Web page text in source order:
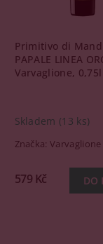
Primitivo di
PAPALE LINEA
Varvaglione, 0,75l
Skladem (13 ks)
Značka:Varvaglione
579 Kč